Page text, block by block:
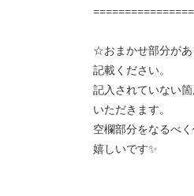
☆おまかせ部分が
記載ください。
記入されていない
いただきます。
空欄部分をなるべ
嬉しいです✨